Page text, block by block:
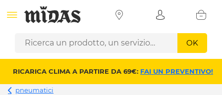
OK
RICARICA CLIMA A PARTIRE DA 69€: FAI UN PREVENTIVO!
pneumatici